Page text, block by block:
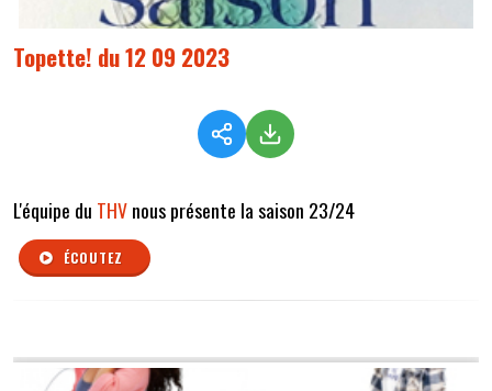
Topette! du 12 09 2023
L'équipe du THVnous présente la saison 23/24
ÉCOUTEZ